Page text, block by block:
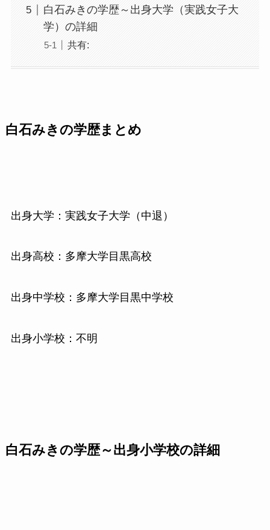
白石みきの学歴～出身大学（実践女子大
学）の詳細
共有:
白石みきの学歴まとめ
出身大学：実践女子大学（中退）
出身高校：多摩大学目黒高校
出身中学校：多摩大学目黒中学校
出身小学校：不明
白石みきの学歴～出身小学校の詳細